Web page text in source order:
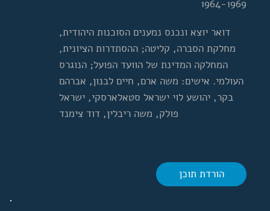
הורדת תוכן
דואר יוצא ונכנס נמענים הסוכנות היהודית,
מחלקת הסברה, קליטה; ההסתדרות הציונית,
המחלקה המדינת של הוועד הפועל; הנוגרס
העולמי. אישים: משה ארם, חיים לבנון, אברהם
בקר, יהושע לוי ישראל סטאלארסקי, ישראל
פולק, משה ריבלין, דוד צימנד
1964-1969